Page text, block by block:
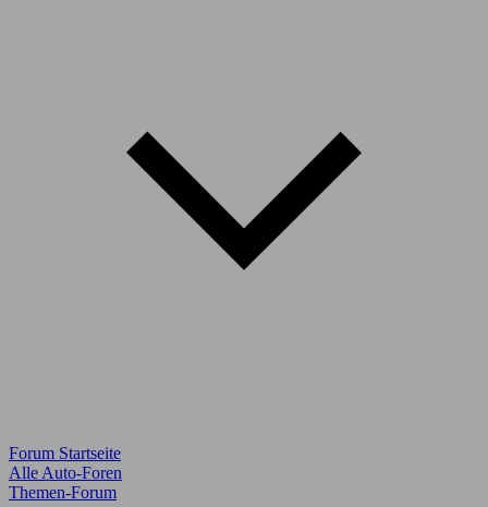
Forum Startseite
Alle Auto-Foren
Themen-Forum